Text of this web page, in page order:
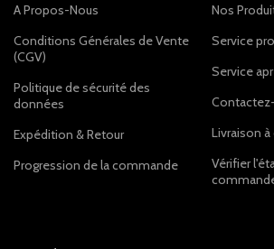
A Propos-Nous
Conditions Générales de Vente
(CGV)
Politique de sécurité des
données
Expédition & Retour
Progression de la commande
Nos
Service
Service
Livraison
Vérifier